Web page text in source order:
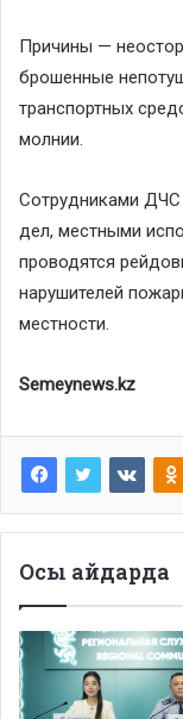
Причины —
брошенные
транспортных
молнии.
Сотрудниками ДЧС
дел, местными
проводятся
нарушителей
местности.
Semeynews.kz
Осы айдарда